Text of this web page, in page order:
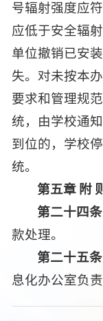
号辐射强度应
应低于安全辐
单位撤销已安
失。对未按本
要求和管理规
统，由学校通
到位的，学校
统。
第五章 附
第二十四条
款处理。
第二十五条
息化办公室负责